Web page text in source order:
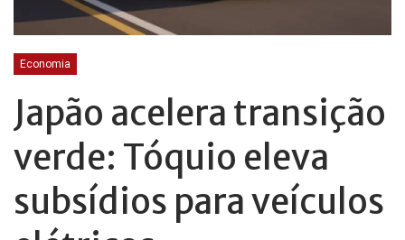
Economia
Japão acelera transição
verde: Tóquio eleva
subsídios para veículos